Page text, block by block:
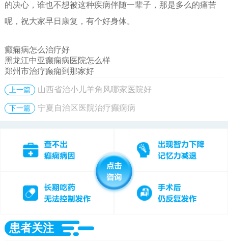
的决心，谁也不想被这种疾病伴随一辈子，那是多么的痛苦
呢，祝大家早日康复，有个好身体。
癫痫病怎么治疗好
黑龙江中亚癫痫病医院怎么样
郑州市治疗癫痫到那家好
上一篇 山西省治小儿羊角风哪家医院好
下一篇 宁夏自治区医院治疗癫痫病
患者关注